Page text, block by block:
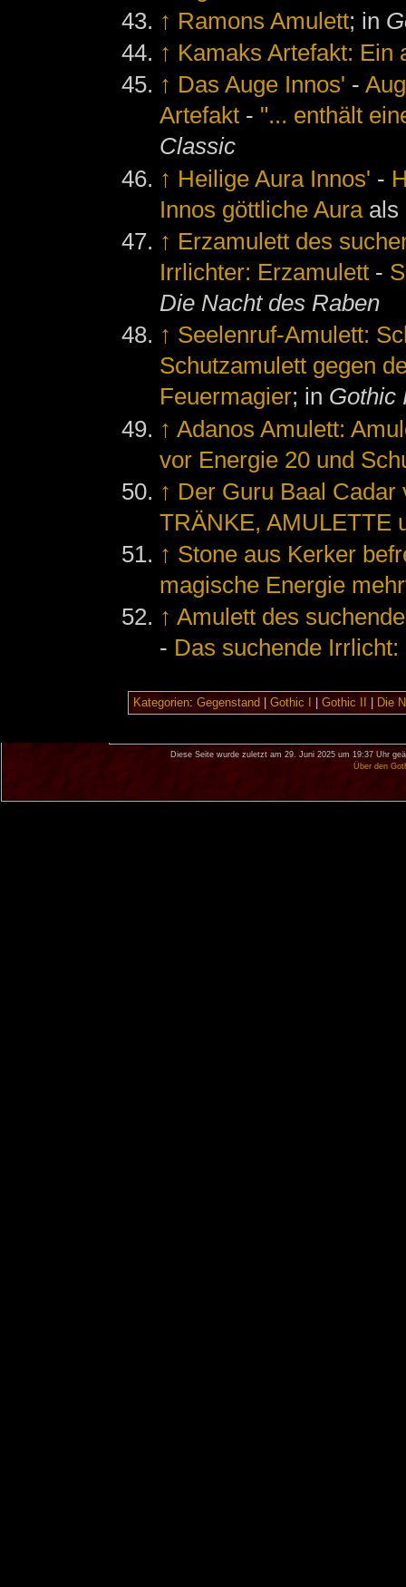
↑ Ramons Amulett; in
↑ Kamaks Artefakt: Ein
↑ Das Auge Innos' -
Artefakt - "... enthält
Classic
↑ Heilige Aura Innos' -
Innos göttliche Auraals
↑ Erzamulett des
Irrlichter: Erzamulett -
Die Nacht des Raben
↑ Seelenruf-Amulett:
Schutzamulett gegen
Feuermagier; in Gothic
↑ Adanos Amulett:
vor Energie 20 und
↑ Der Guru Baal
TRÄNKE, AMULETTE
↑ Stone aus Kerker
magische Energie
↑ Amulett des
- Das suchende
Kategorien: Gegenstand Gothic I Gothic II Die
Diese Seite wurde zuletzt am 29. Juni 2025 um 19:37 Uhr
Über den